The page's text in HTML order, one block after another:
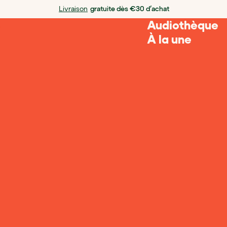
Livraison gratuite dès €30 d’achat
Audiothèque
À la une